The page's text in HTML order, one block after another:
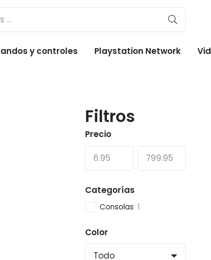
y controles Playstation Network
Filtros
Precio
Categorías
Consolas 1
Color